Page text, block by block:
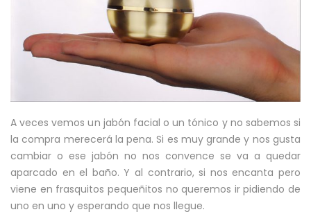
A veces vemos un jabón facial o un tónico y no sabemos si
la compra merecerá la pena. Si es muy grande y nos gusta
cambiar o ese jabón no nos convence se va a quedar
aparcado en el baño. Y al contrario, si nos encanta pero
viene en frasquitos pequeñitos no queremos ir pidiendo de
uno en uno y esperando que nos llegue.